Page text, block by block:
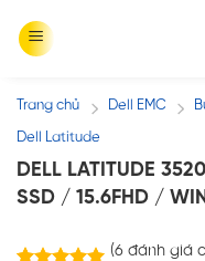
Trang chủ / Dell EMC /
Dell Latitude
DELL LATITUDE
SSD / 15.6FHD /
(6đánh giá